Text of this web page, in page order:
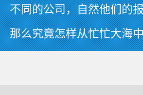
不同的公司，自然他们的
那么究竟怎样从忙忙大海